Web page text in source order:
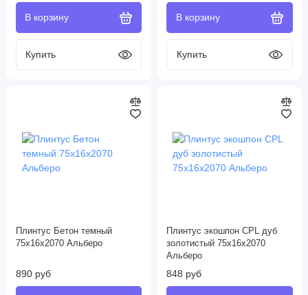
Плинтус Бетон темный
75х16х2070 Альберо
890 руб
Плинтус экошпон CPL дуб
золотистый 75х16х2070
Альберо
848 руб